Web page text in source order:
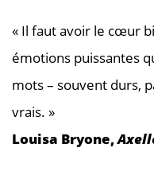
« Il faut avoir le cœur
émotions puissantes
mots – souvent durs,
vrais. »
Louisa Bryone,